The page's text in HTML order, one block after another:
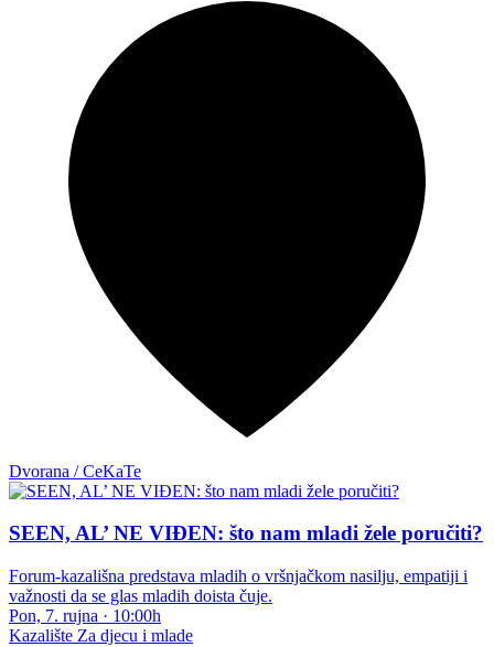
Dvorana / CeKaTe
SEEN, AL’ NE VIĐEN: što nam mladi žele poručiti?
Forum-kazališna predstava mladih o vršnjačkom nasilju, empatiji i
važnosti da se glas mladih doista čuje.
Pon, 7. rujna · 10:00h
Kazalište Za djecu i mlade